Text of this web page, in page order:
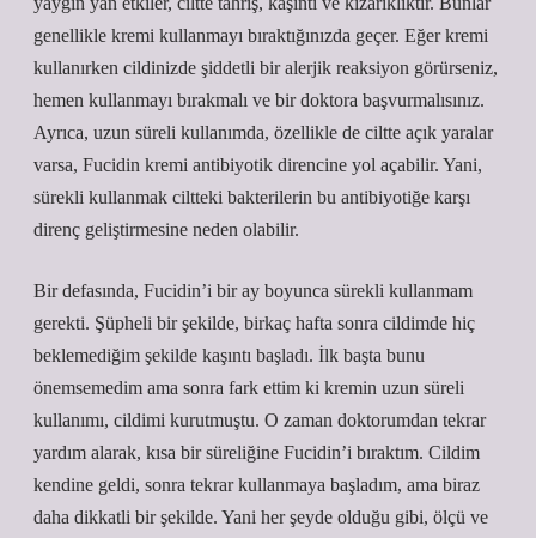
genellikle kremi kullanmayı bıraktığınızda geçer. Eğer kremi
kullanırken cildinizde şiddetli bir alerjik reaksiyon görürseniz,
hemen kullanmayı bırakmalı ve bir doktora başvurmalısınız.
Ayrıca, uzun süreli kullanımda, özellikle de ciltte açık yaralar
varsa, Fucidin kremi antibiyotik direncine yol açabilir. Yani,
sürekli kullanmak ciltteki bakterilerin bu antibiyotiğe karşı
direnç geliştirmesine neden olabilir.
Bir defasında, Fucidin’i bir ay boyunca sürekli kullanmam
gerekti. Şüpheli bir şekilde, birkaç hafta sonra cildimde hiç
beklemediğim şekilde kaşıntı başladı. İlk başta bunu
önemsemedim ama sonra fark ettim ki kremin uzun süreli
kullanımı, cildimi kurutmuştu. O zaman doktorumdan tekrar
yardım alarak, kısa bir süreliğine Fucidin’i bıraktım. Cildim
kendine geldi, sonra tekrar kullanmaya başladım, ama biraz
daha dikkatli bir şekilde. Yani her şeyde olduğu gibi, ölçü ve